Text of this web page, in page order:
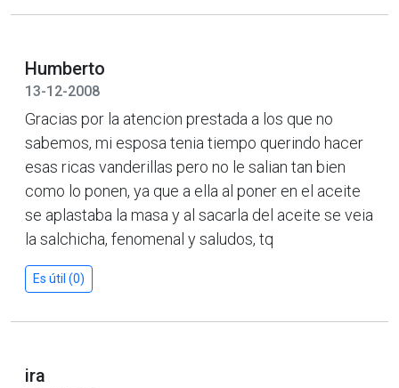
Humberto
13-12-2008
Gracias por la atencion prestada a los que no
sabemos, mi esposa tenia tiempo querindo hacer
esas ricas vanderillas pero no le salian tan bien
como lo ponen, ya que a ella al poner en el aceite
se aplastaba la masa y al sacarla del aceite se veia
la salchicha, fenomenal y saludos, tq
Es útil (0)
ira